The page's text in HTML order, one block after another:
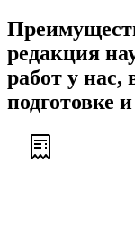
редакция
работ у
подготовке